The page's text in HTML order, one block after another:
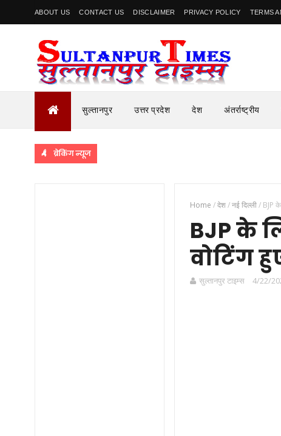
ABOUT US CONTACT US DISCLAIMER PRIVACY POLICY TERMS
सुल्तानपुर उत्तर प्रदेश देश अंतर्राष्ट्रीय
ब्रेकिंग न्यूज
Home /देश/नई दिल्ली/ BJP
BJP के
वोटिंग
सुल्तानपुर टाइम्स 4/22/